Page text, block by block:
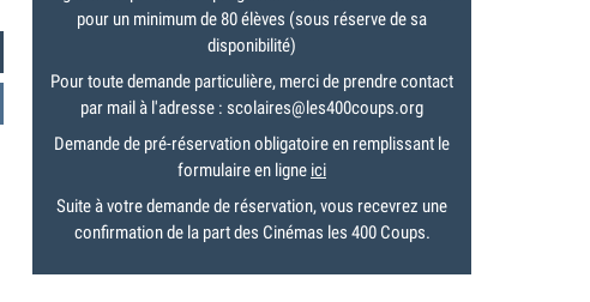
pour un minimum de 80 élèves (sous réserve de sa
disponibilité)
Pour toute demande particulière, merci de prendre contact
par mail à l'adresse : scolaires@les400coups.org
Demande de pré-réservation obligatoire en remplissant le
formulaire en ligne ici
Suite à votre demande de réservation, vous recevrez une
confirmation de la part des Cinémas les 400 Coups.